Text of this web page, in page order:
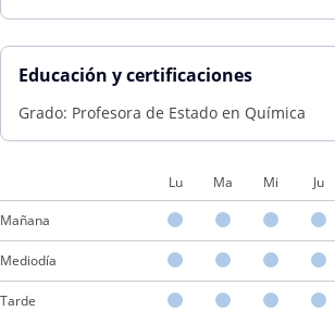
Educación y certificaciones
Grado: Profesora de Estado en Química
Lu Ma Mi Ju
Mañana
Mediodía
Tarde